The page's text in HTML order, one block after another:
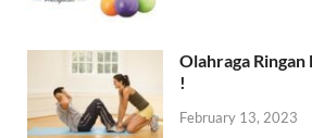
Olahraga
!
February 13, 2023